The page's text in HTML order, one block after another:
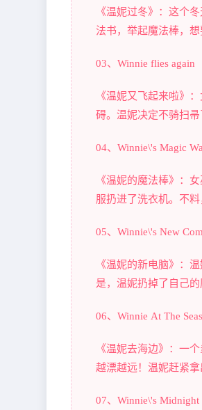
《温妮过冬》：这个
法书，举起魔法棒，
03、Winnie flies again
《温妮又飞起来啦》
碍。温妮决定不骑扫
04、Winnie\'s Magic
《温妮的魔法棒》：
服扔进了洗衣机。不
05、Winnie\'s New
《温妮的新电脑》：
是，温妮扔掉了自己
06、Winnie At The
《温妮去海边》：一
越漂越远！温妮赶紧
07、Winnie\'s Midnight